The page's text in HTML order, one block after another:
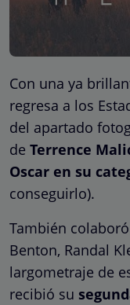
Con una ya
regresa a los
del apartado
de Terrence
Oscar en su
conseguirlo).
También
Benton, Randal
largometraje de
recibió su